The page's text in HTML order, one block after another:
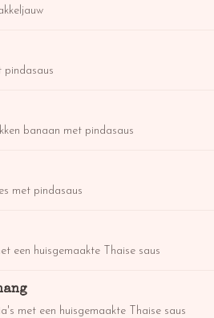
pindasaus
banaan met pindasaus
met pindasaus
een huisgemaakte Thaise saus
met een huisgemaakte Thaise saus